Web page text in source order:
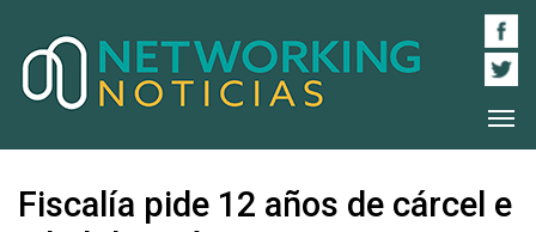
Fiscalía pide 12 años de cárcel e